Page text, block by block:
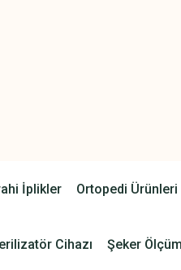
İplikler Ortopedi Ürünleri
Cihazı Şeker